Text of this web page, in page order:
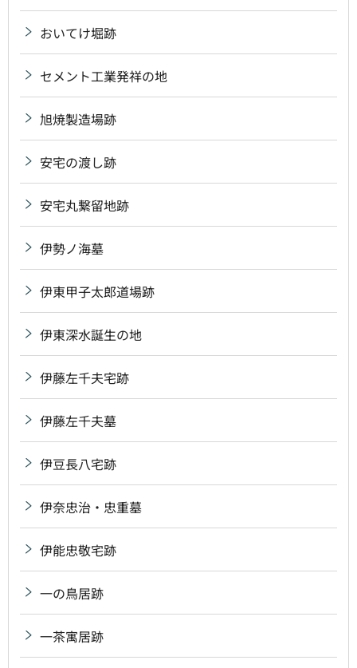
おいてけ堀跡
セメント工業発祥の地
旭焼製造場跡
安宅の渡し跡
安宅丸繋留地跡
伊勢ノ海墓
伊東甲子太郎道場跡
伊東深水誕生の地
伊藤左千夫宅跡
伊藤左千夫墓
伊豆長八宅跡
伊奈忠治・忠重墓
伊能忠敬宅跡
一の鳥居跡
一茶寓居跡